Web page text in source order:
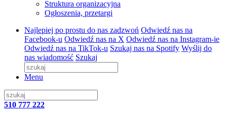
Struktura organizacyjna
Ogłoszenia, przetargi
Najlepiej po prostu do nas zadzwoń Odwiedź nas na
Facebook-u Odwiedź nas na X Odwiedź nas na Instagram-ie
Odwiedź nas na TikTok-u Szukaj nas na Spotify Wyślij do
nas wiadomość Szukaj
Menu
510 777 222